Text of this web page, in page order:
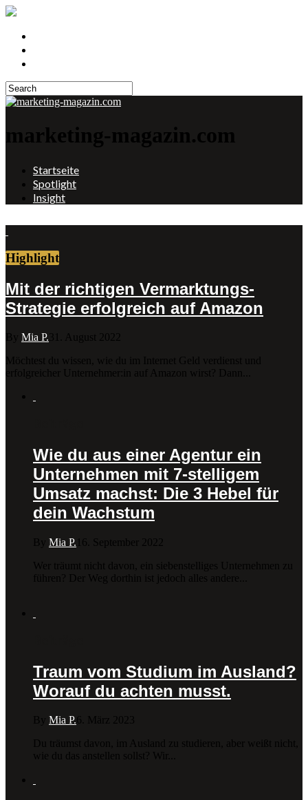
marketing-magazin.com
Startseite
Spotlight
Insight
Highlight
Mit der richtigen Vermarktungs-
Strategie erfolgreich auf Amazon
By Mia P. 31. August 2022
Möchtest du wissen, wie du im Internet Geld verdienst und
erfolgreicher Unternehmer:in auf Amazon wirst? Dann...
Wie du aus einer Agentur ein
Unternehmen mit 7-stelligem
Umsatz machst: Die 3 Hebel für
dein Wachstum
By Mia P. 16. September 2022
Wer träumt nicht davon, ein siebenstelliges Unternehmen zu
führen? Der Weg dorthin ist jedoch alles andere...
Traum vom Studium im Ausland?
Worauf du achten musst.
By Mia P.6. März 2023
Du träumst davon, im Ausland zu studieren, aber weißt nicht,
wie du das anstellen sollst? Wir...